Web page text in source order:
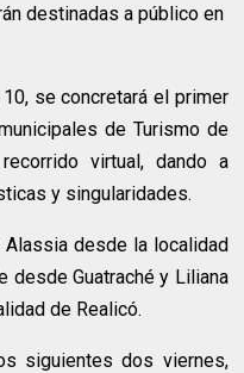
destinadas a público en
se concretará el primer
de Turismo de
virtual, dando a
y singularidades.
desde la localidad
desde Guatraché y Liliana
de Realicó.
siguientes dos viernes,